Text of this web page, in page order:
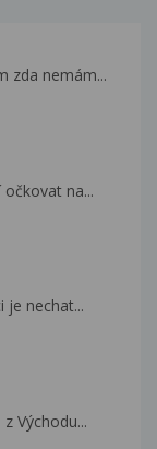
zda nemám...
na...
je nechat...
Východu...